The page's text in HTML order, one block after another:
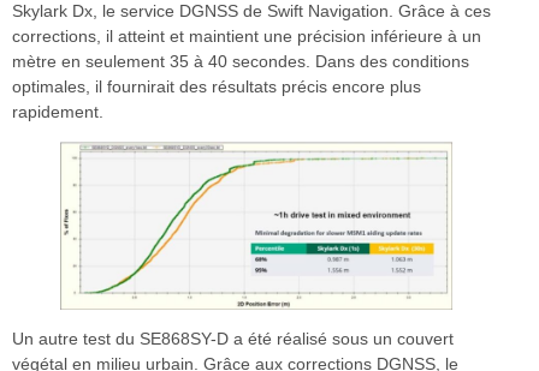
Skylark Dx, le service DGNSS de Swift Navigation. Grâce à ces
corrections, il atteint et maintient une précision inférieure à un
mètre en seulement 35 à 40 secondes. Dans des conditions
optimales, il fournirait des résultats précis encore plus
rapidement.
Un autre test du SE868SY-D a été réalisé sous un couvert
végétal en milieu urbain. Grâce aux corrections DGNSS, le